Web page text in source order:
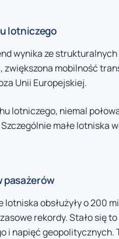
lotniczego
wynika ze
zwiększona mobilność
Unii Europejskiej.
lotniczego, niemal
małe lotniska
pasażerów
lotniska obsłużyły o
rekordy. Stało się
i napięć